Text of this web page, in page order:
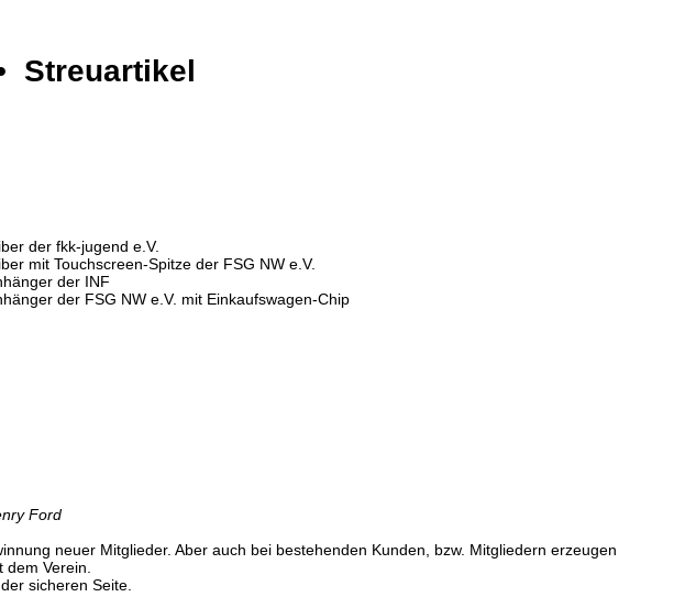
Streuartikel
der fkk-jugend e.V.
mit Touchscreen-Spitze der FSG NW e.V.
der INF
der FSG NW e.V. mit Einkaufswagen-Chip
Ford
neuer Mitglieder. Aber auch bei bestehenden Kunden, bzw. Mitgliedern erzeugen
Verein.
sicheren Seite.